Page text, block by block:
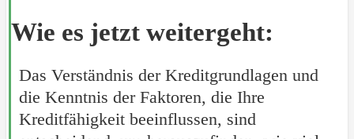
Wie es jetzt weitergeht:
Das Verständnis der Kreditgrundlagen und
die Kenntnis der Faktoren, die Ihre
Kreditfähigkeit beeinflussen, sind